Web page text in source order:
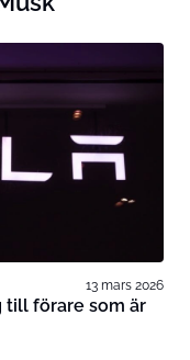
13 mars 2026
till förare som är